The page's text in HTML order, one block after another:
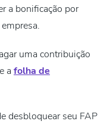
a bonificação por
uma contribuição
a folha de
desbloquear seu FAP